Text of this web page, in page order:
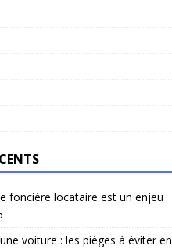
foncière locataire est un enjeu
voiture : les pièges à éviter en